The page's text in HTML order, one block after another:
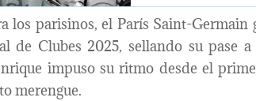
los parisinos, el París Saint-
de Clubes 2025, sellando su pase
impuso su ritmo desde el
merengue.